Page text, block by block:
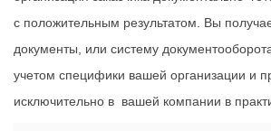
с положительным результатом. Вы
документы, или систему
учетом специфики вашей организации и
исключительно в вашей компании в